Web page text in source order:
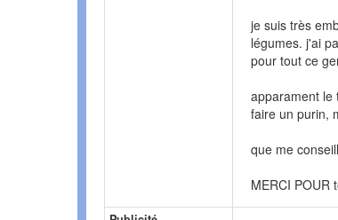
je suis très
légumes. j'ai
pour tout ce
apparament le
faire un purin,
que me
MERCI POUR